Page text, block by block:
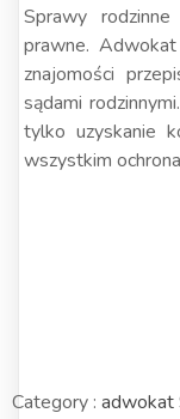
Sprawy
prawne.
znajomości
sądami
tylko uzyskanie
wszystkim
Category : adwokat